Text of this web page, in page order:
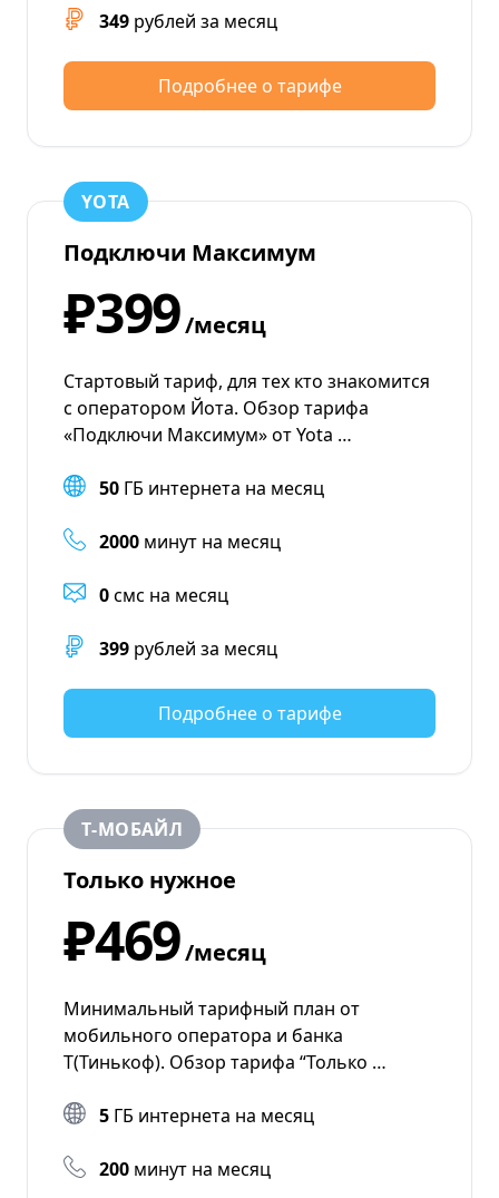
349 рублей за месяц
Подробнее о тарифе
YOTA
Подключи Максимум
₽399/месяц
Стартовый тариф, для тех кто знакомится
с оператором Йота. Обзор тарифа
«Подключи Максимум» от Yota …
50 ГБ интернета на месяц
2000 минут на месяц
0смс на месяц
399 рублей за месяц
Подробнее о тарифе
Т‑МОБАЙЛ
Только нужное
₽469/месяц
Минимальный тарифный план от
мобильного оператора и банка
Т(Тинькоф). Обзор тарифа “Только …
5 ГБ интернета на месяц
200 минут на месяц